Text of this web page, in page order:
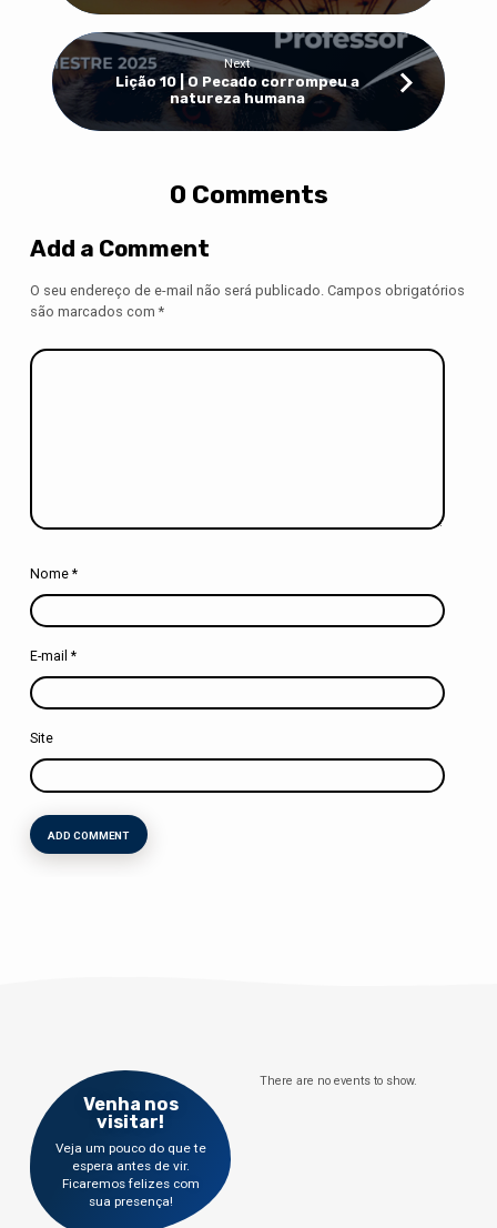
Next
Lição 10 | O Pecado corrompeu a
natureza humana
0 Comments
Add a Comment
O seu endereço de e-mail não será publicado. Campos obrigatórios
são marcados com *
Nome *
E-mail *
Site
Venha nos
visitar!
Veja um pouco do que te
espera antes de vir.
Ficaremos felizes com
sua presença!
There are no events to show.